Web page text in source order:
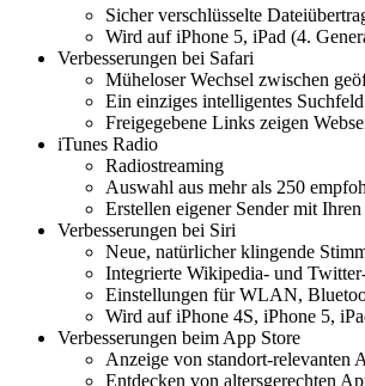
Sicher verschlüsselte
Wird auf iPhone 5, iPad (4.
Verbesserungen bei Safari
Müheloser Wechsel zwischen
Ein einziges intelligentes
Freigegebene Links zeigen
iTunes Radio
Radiostreaming
Auswahl aus mehr als 250
Erstellen eigener Sender mit
Verbesserungen bei Siri
Neue, natürlicher klingende
Integrierte Wikipedia- und
Einstellungen für WLAN,
Wird auf iPhone 4S, iPhone 5,
Verbesserungen beim App Store
Anzeige von standort-relevanten
Entdecken von altersgerechten